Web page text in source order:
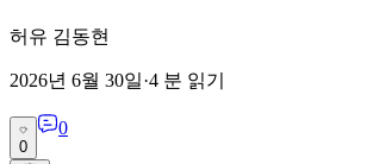
허유 김동현
2026년 6월 30일·4 분 읽기
0
0